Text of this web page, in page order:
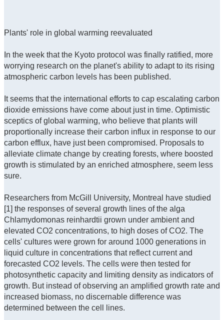
Plants' role in global warming reevaluated
In the week that the Kyoto protocol was finally ratified, more
worrying research on the planet's ability to adapt to its rising
atmospheric carbon levels has been published.
It seems that the international efforts to cap escalating carbon
dioxide emissions have come about just in time. Optimistic
sceptics of global warming, who believe that plants will
proportionally increase their carbon influx in response to our
carbon efflux, have just been compromised. Proposals to
alleviate climate change by creating forests, where boosted
growth is stimulated by an enriched atmosphere, seem less
sure.
Researchers from McGill University, Montreal have studied
[1] the responses of several growth lines of the alga
Chlamydomonas reinhardtii grown under ambient and
elevated CO2 concentrations, to high doses of CO2. The
cells' cultures were grown for around 1000 generations in
liquid culture in concentrations that reflect current and
forecasted CO2 levels. The cells were then tested for
photosynthetic capacity and limiting density as indicators of
growth. But instead of observing an amplified growth rate and
increased biomass, no discernable difference was
determined between the cell lines.